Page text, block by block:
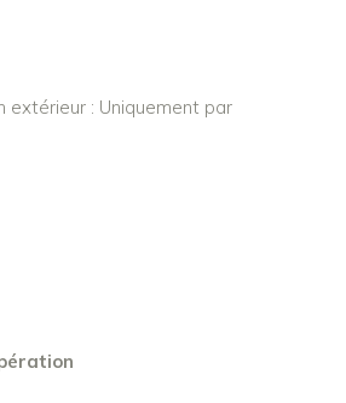
extérieur : Uniquement par